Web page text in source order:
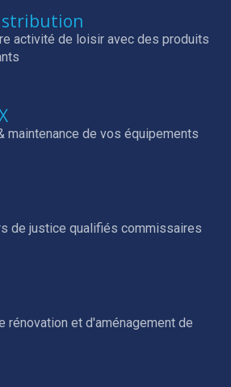
activité de loisir avec des produits
maintenance de vos équipements
de justice qualifiés commissaires
rénovation et d'aménagement de